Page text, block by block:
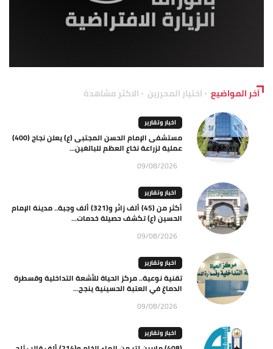
آخر المواضيع اختيار المحررين الاكثر مشاهدة
اخبار وتقارير
مستشفى الإمام الحسن المجتبى (ع) يعلن نجاح (400)
عملية لزراعة نخاع العظم للبالغين...
09/08/2026
اخبار وتقارير
أكثر من (45) ألف زائر و(321) ألف وجبة.. مدينة الإمام
الحسين (ع) تكشف حصيلة خدمات...
09/08/2026
اخبار وتقارير
تقنية نوعية.. مركز الحياة للأشعة التداخلية وقسطرة
الدماغ في العتبة الحسينية ينجح...
09/08/2026
اخبار وتقارير